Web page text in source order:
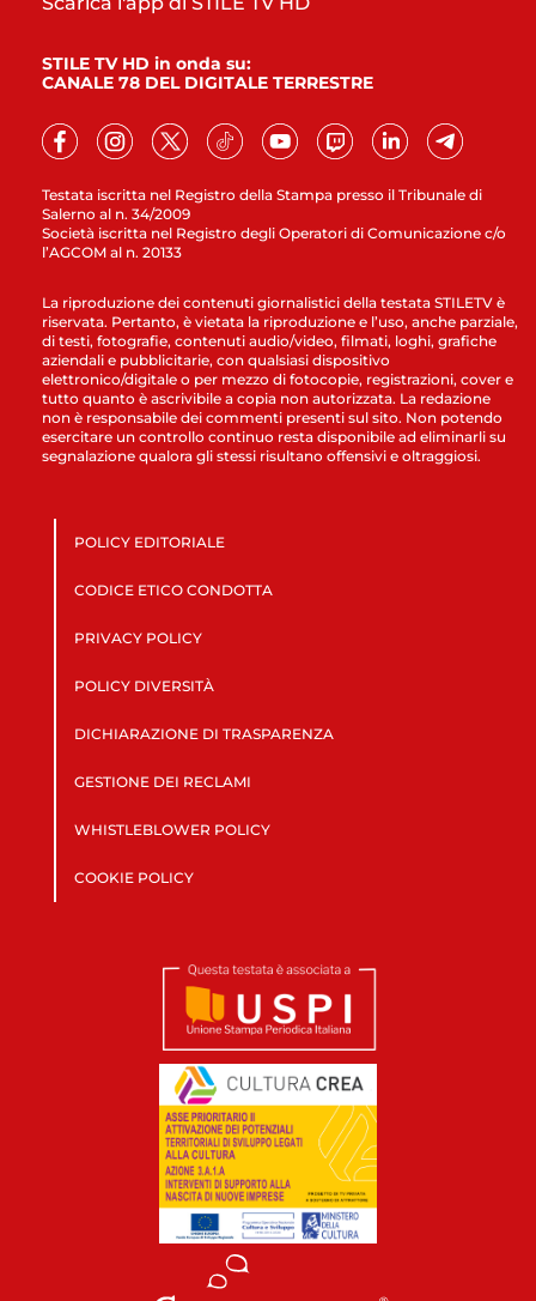
Testata iscritta nel Registro della Stampa presso il Tribunale di
Salerno al n. 34/2009
Società iscritta nel Registro degli Operatori di Comunicazione c/o
l’AGCOM al n. 20133
STILE TV HD in onda su:
CANALE 78 DEL DIGITALE TERRESTRE
La riproduzione dei contenuti giornalistici della testata STILETV è
riservata. Pertanto, è vietata la riproduzione e l’uso, anche parziale,
di testi, fotografie, contenuti audio/video, filmati, loghi, grafiche
aziendali e pubblicitarie, con qualsiasi dispositivo
elettronico/digitale o per mezzo di fotocopie, registrazioni, cover e
tutto quanto è ascrivibile a copia non autorizzata. La redazione
non è responsabile dei commenti presenti sul sito. Non potendo
esercitare un controllo continuo resta disponibile ad eliminarli su
segnalazione qualora gli stessi risultano offensivi e oltraggiosi.
POLICY EDITORIALE
CODICE ETICO CONDOTTA
PRIVACY POLICY
POLICY DIVERSITÀ
DICHIARAZIONE DI TRASPARENZA
GESTIONE DEI RECLAMI
WHISTLEBLOWER POLICY
COOKIE POLICY